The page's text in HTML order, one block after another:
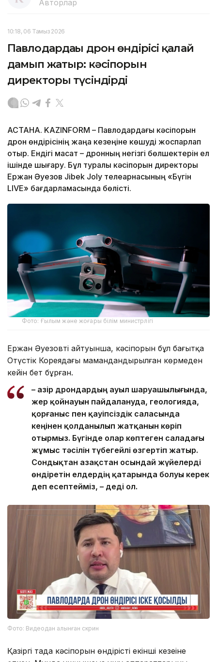
Авторлар
10:18, 06 Тамыз 2026
Павлодардағы дрон өндірісі қалай
дамып жатыр: кәсіпорын
директоры түсіндірді
АСТАНА. KAZINFORM – Павлодардағы кәсіпорын
дрон өндірісінің жаңа кезеңіне көшуді жоспарлап
отыр. Ендігі мақсат – дронның негізгі бөлшектерін ел
ішінде шығару. Бұл туралы кәсіпорын директоры
Ержан Әуезов Jibek Joly телеарнасының «Бүгін
LIVE» бағдарламасында бөлісті.
Фото: Ғылым және жоғары білім министрлігі
Ержан Әуезовтің айтуынша, кәсіпорын бұл бағытқа
Оңтүстік Кореядағы мамандандырылған көрмеден
кейін бет бұрған.
– Қазір дрондардың ауыл шаруашылығында,
жер қойнауын пайдалануда, геологияда,
қорғаныс пен қауіпсіздік саласында
кеңінен қолданылып жатқанын көріп
отырмыз. Бүгінде олар көптеген саладағы
жұмыс тәсілін түбегейлі өзгертіп жатыр.
Сондықтан Қазақстан осындай жүйелерді
өндіретін елдердің қатарында болуы керек
деп есептейміз, – деді ол.
Фото: Видеодан алынған скрин
Қазіргі таңда кәсіпорын өндірістің екінші кезеңіне